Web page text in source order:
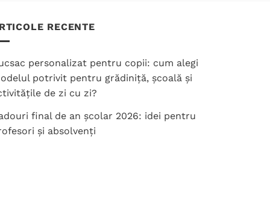
RECENTE
personalizat pentru copii: cum alegi
potrivit pentru grădiniță, școală și
de zi cu zi?
final de an școlar 2026: idei pentru
și absolvenți